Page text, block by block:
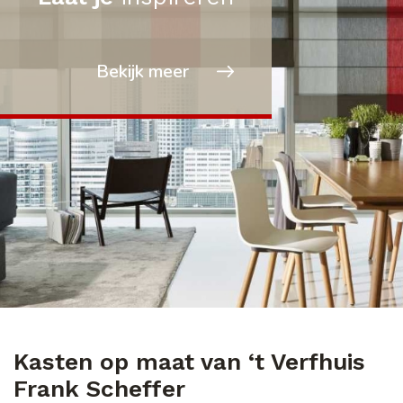
Bekijk meer
Kasten op maat van ‘t Verfhuis
Frank Scheffer